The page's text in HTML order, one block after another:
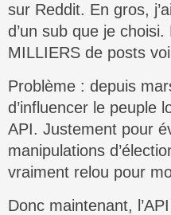
sur Reddit. En gros,
d’un sub que je
MILLIERS de posts
Problème : depuis
d’influencer le peuple
API. Justement pour
manipulations
vraiment relou pour
Donc maintenant,